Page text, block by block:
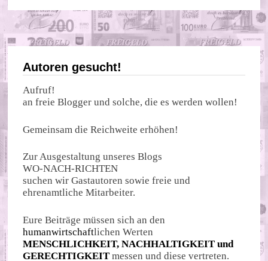
Autoren gesucht!
Aufruf!
an freie Blogger und solche, die es werden wollen!
Gemeinsam die Reichweite erhöhen!
Zur Ausgestaltung unseres Blogs
WO-NACH-RICHTEN
suchen wir Gastautoren sowie freie und
ehrenamtliche Mitarbeiter.
Eure Beiträge müssen sich an den
humanwirtschaftlichen Werten
MENSCHLICHKEIT, NACHHALTIGKEIT und
GERECHTIGKEIT messen und diese vertreten.